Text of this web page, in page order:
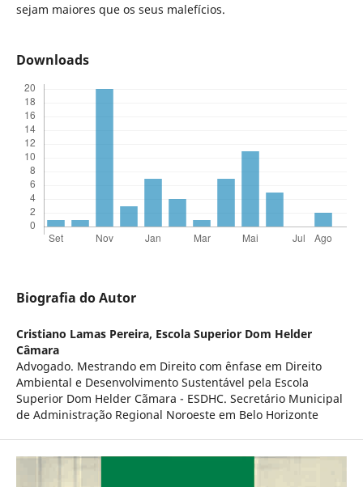
sejam maiores que os seus malefícios.
Downloads
Biografia do Autor
Cristiano Lamas Pereira, Escola Superior Dom Helder
Câmara
Advogado. Mestrando em Direito com ênfase em Direito
Ambiental e Desenvolvimento Sustentável pela Escola
Superior Dom Helder Cãmara - ESDHC. Secretário Municipal
de Administração Regional Noroeste em Belo Horizonte